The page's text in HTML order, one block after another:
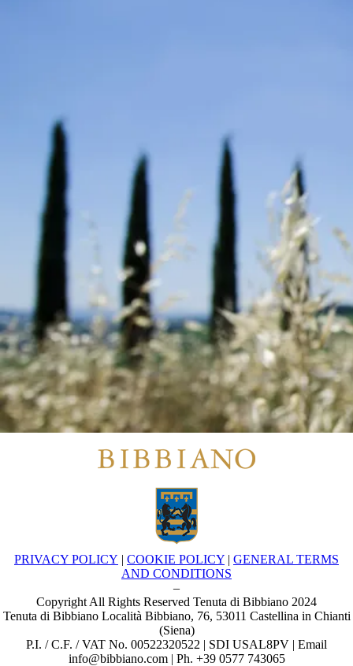
PRIVACY POLICY | COOKIE POLICY | GENERAL TERMS
AND CONDITIONS
–
Copyright All Rights Reserved Tenuta di Bibbiano 2024
Tenuta di Bibbiano Località Bibbiano, 76, 53011 Castellina in Chianti
(Siena)
P.I. / C.F. / VAT No. 00522320522 | SDI USAL8PV | Email
info@bibbiano.com | Ph. +39 0577 743065